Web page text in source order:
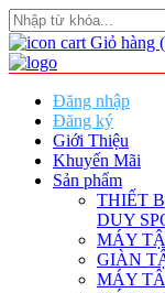
Giỏ hàng
Đăng nhập
Đăng ký
Giới Thiệu
Khuyến Mãi
Sản phẩm
THIẾT
DUY
MÁY
GIÀN
MÁY